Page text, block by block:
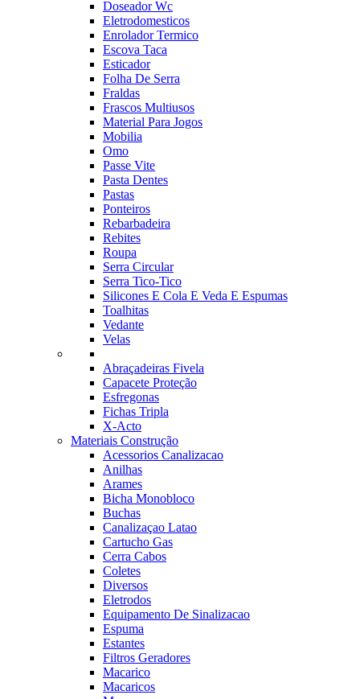
Doseador Wc
Eletrodomesticos
Enrolador Termico
Escova Taca
Esticador
Folha De Serra
Fraldas
Frascos Multiusos
Material Para Jogos
Mobilia
Omo
Passe Vite
Pasta Dentes
Pastas
Ponteiros
Rebarbadeira
Rebites
Roupa
Serra Circular
Serra Tico-Tico
Silicones E Cola E Veda E Espumas
Toalhitas
Vedante
Velas
Abraçadeiras Fivela
Capacete Proteção
Esfregonas
Fichas Tripla
X-Acto
Materiais Construção
Acessorios Canalizacao
Anilhas
Arames
Bicha Monobloco
Buchas
Canalizaçao Latao
Cartucho Gas
Cerra Cabos
Coletes
Diversos
Eletrodos
Equipamento De Sinalizacao
Espuma
Estantes
Filtros Geradores
Macarico
Macaricos